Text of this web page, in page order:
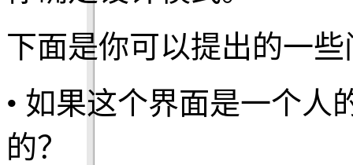
下面是你可以提出的一些
• 如果这个界面是一个人
的？